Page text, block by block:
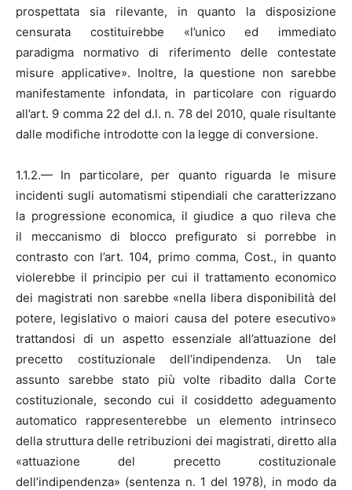
prospettata sia rilevante, in quanto la disposizione
censurata costituirebbe «l’unico ed immediato
paradigma normativo di riferimento delle contestate
misure applicative». Inoltre, la questione non sarebbe
manifestamente infondata, in particolare con riguardo
all’art. 9 comma 22 del d.l. n. 78 del 2010, quale risultante
dalle modifiche introdotte con la legge di conversione.
1.1.2.— In particolare, per quanto riguarda le misure
incidenti sugli automatismi stipendiali che caratterizzano
la progressione economica, il giudice a quo rileva che
il meccanismo di blocco prefigurato si porrebbe in
contrasto con l’art. 104, primo comma, Cost., in quanto
violerebbe il principio per cui il trattamento economico
dei magistrati non sarebbe «nella libera disponibilità del
potere, legislativo o maiori causa del potere esecutivo»
trattandosi di un aspetto essenziale all’attuazione del
precetto costituzionale dell’indipendenza. Un tale
assunto sarebbe stato più volte ribadito dalla Corte
costituzionale, secondo cui il cosiddetto adeguamento
automatico rappresenterebbe un elemento intrinseco
della struttura delle retribuzioni dei magistrati, diretto alla
«attuazione del precetto costituzionale
dell’indipendenza» (sentenza n. 1 del 1978), in modo da